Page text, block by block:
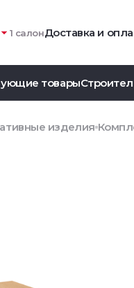
1 салонДоставка и
товары
изделия